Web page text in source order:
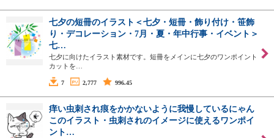
七夕の短冊のイラスト＜七夕・短冊・飾り付け・笹飾
り・デコレーション・7月・夏・年中行事・イベント＞
七…
七夕に向けたイラスト素材です。短冊をメインに七夕のワンポイント
カットを…
7 2,777 996.45
痒い虫刺され痕をかかないように我慢しているにゃん
このイラスト・虫刺されのイメージに使えるワンポイ
ント…